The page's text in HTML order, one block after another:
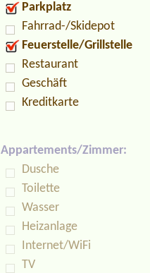
Parkplatz
Fahrrad-/Skidepot
Feuerstelle/Grillstelle
Restaurant
Geschäft
Kreditkarte
Appartements/Zimmer:
Dusche
Toilette
Wasser
Heizanlage
Internet/WiFi
TV